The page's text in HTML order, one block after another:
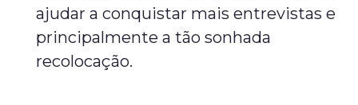
ajudar a conquistar mais entrevistas e
principalmente a tão sonhada
recolocação.